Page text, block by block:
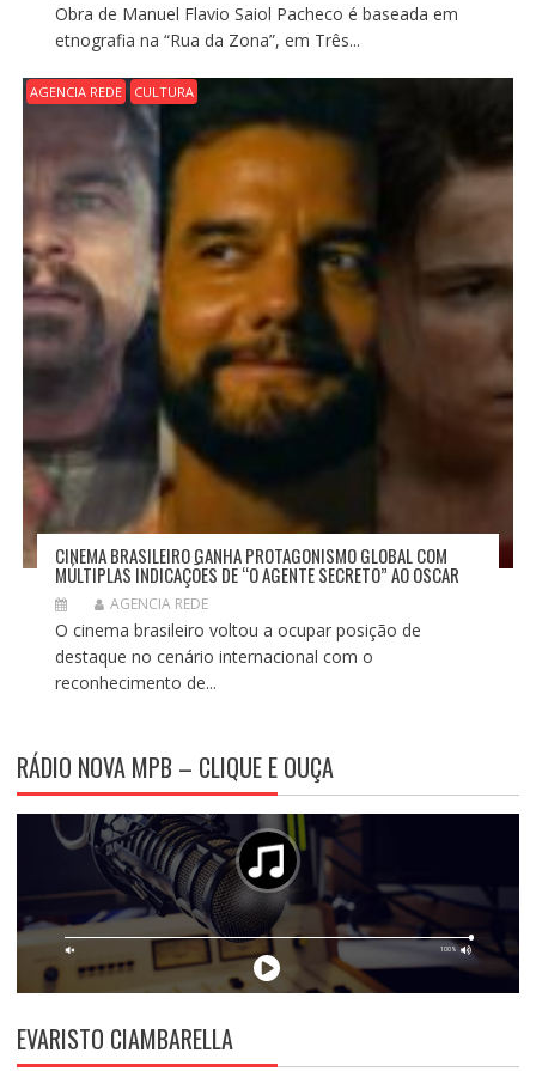
Obra de Manuel Flavio Saiol Pacheco é baseada em
etnografia na “Rua da Zona”, em Três...
AGENCIA REDE CULTURA
CINEMA BRASILEIRO GANHA PROTAGONISMO GLOBAL COM
MÚLTIPLAS INDICAÇÕES DE “O AGENTE SECRETO” AO OSCAR
AGENCIA REDE
O cinema brasileiro voltou a ocupar posição de
destaque no cenário internacional com o
reconhecimento de...
RÁDIO NOVA MPB – CLIQUE E OUÇA
EVARISTO CIAMBARELLA